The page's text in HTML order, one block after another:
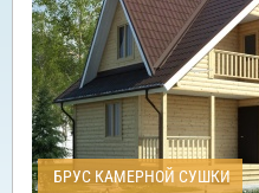
БРУС КАМЕРНОЙ СУШКИ